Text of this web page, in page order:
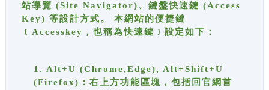
站導覽 (Site Navigator)、鍵盤快速鍵 (Access
Key) 等設計方式。 本網站的便捷鍵
﹝Accesskey，也稱為快速鍵﹞設定如下：
1. Alt+U (Chrome,Edge), Alt+Shift+U
(Firefox)：右上方功能區塊，包括回官網首